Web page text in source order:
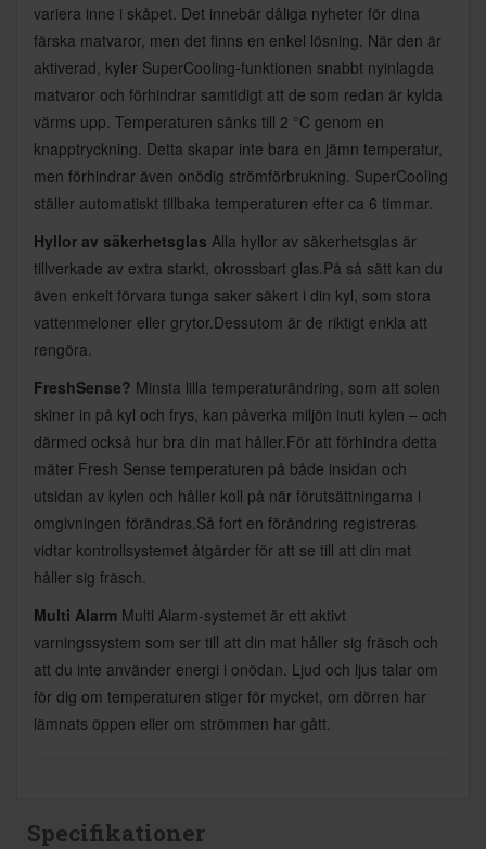
variera inne i skåpet. Det innebär dåliga nyheter för dina
färska matvaror, men det finns en enkel lösning. När den är
aktiverad, kyler SuperCooling-funktionen snabbt nyinlagda
matvaror och förhindrar samtidigt att de som redan är kylda
värms upp. Temperaturen sänks till 2 °C genom en
knapptryckning. Detta skapar inte bara en jämn temperatur,
men förhindrar även onödig strömförbrukning. SuperCooling
ställer automatiskt tillbaka temperaturen efter ca 6 timmar.
Hyllor av säkerhetsglas Alla hyllor av säkerhetsglas är
tillverkade av extra starkt, okrossbart glas.På så sätt kan du
även enkelt förvara tunga saker säkert i din kyl, som stora
vattenmeloner eller grytor.Dessutom är de riktigt enkla att
rengöra.
FreshSense? Minsta lilla temperaturändring, som att solen
skiner in på kyl och frys, kan påverka miljön inuti kylen – och
därmed också hur bra din mat håller.För att förhindra detta
mäter Fresh Sense temperaturen på både insidan och
utsidan av kylen och håller koll på när förutsättningarna i
omgivningen förändras.Så fort en förändring registreras
vidtar kontrollsystemet åtgärder för att se till att din mat
håller sig fräsch.
Multi Alarm Multi Alarm-systemet är ett aktivt
varningssystem som ser till att din mat håller sig fräsch och
att du inte använder energi i onödan. Ljud och ljus talar om
för dig om temperaturen stiger för mycket, om dörren har
lämnats öppen eller om strömmen har gått.
Specifikationer